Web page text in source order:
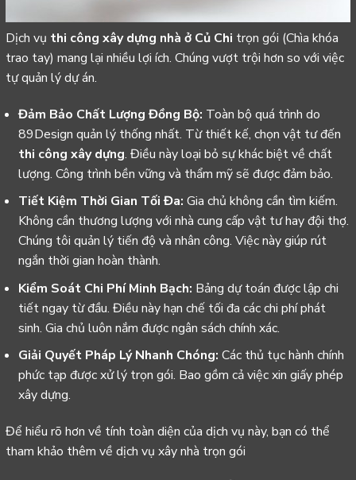
Dịch vụ thi công xây dựng nhà ở Củ Chi trọn gói (Chìa khóa
trao tay) mang lại nhiều lợi ích. Chúng vượt trội hơn so với việc
tự quản lý dự án.
Đảm Bảo Chất Lượng Đồng Bộ: Toàn bộ quá trình do
89Design quản lý thống nhất. Từ thiết kế, chọn vật tư đến
thi công xây dựng. Điều này loại bỏ sự khác biệt về chất
lượng. Công trình bền vững và thẩm mỹ sẽ được đảm bảo.
Tiết Kiệm Thời Gian Tối Đa: Gia chủ không cần tìm kiếm.
Không cần thương lượng với nhà cung cấp vật tư hay đội thợ.
Chúng tôi quản lý tiến độ và nhân công. Việc này giúp rút
ngắn thời gian hoàn thành.
Kiểm Soát Chi Phí Minh Bạch: Bảng dự toán được lập chi
tiết ngay từ đầu. Điều này hạn chế tối đa các chi phí phát
sinh. Gia chủ luôn nắm được ngân sách chính xác.
Giải Quyết Pháp Lý Nhanh Chóng: Các thủ tục hành chính
phức tạp được xử lý trọn gói. Bao gồm cả việc xin giấy phép
xây dựng.
Để hiểu rõ hơn về tính toàn diện của dịch vụ này, bạn có thể
tham khảo thêm về dịch vụ xây nhà trọn gói